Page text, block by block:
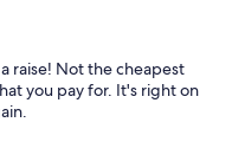
raise! Not the cheapest
you pay for. It's right on